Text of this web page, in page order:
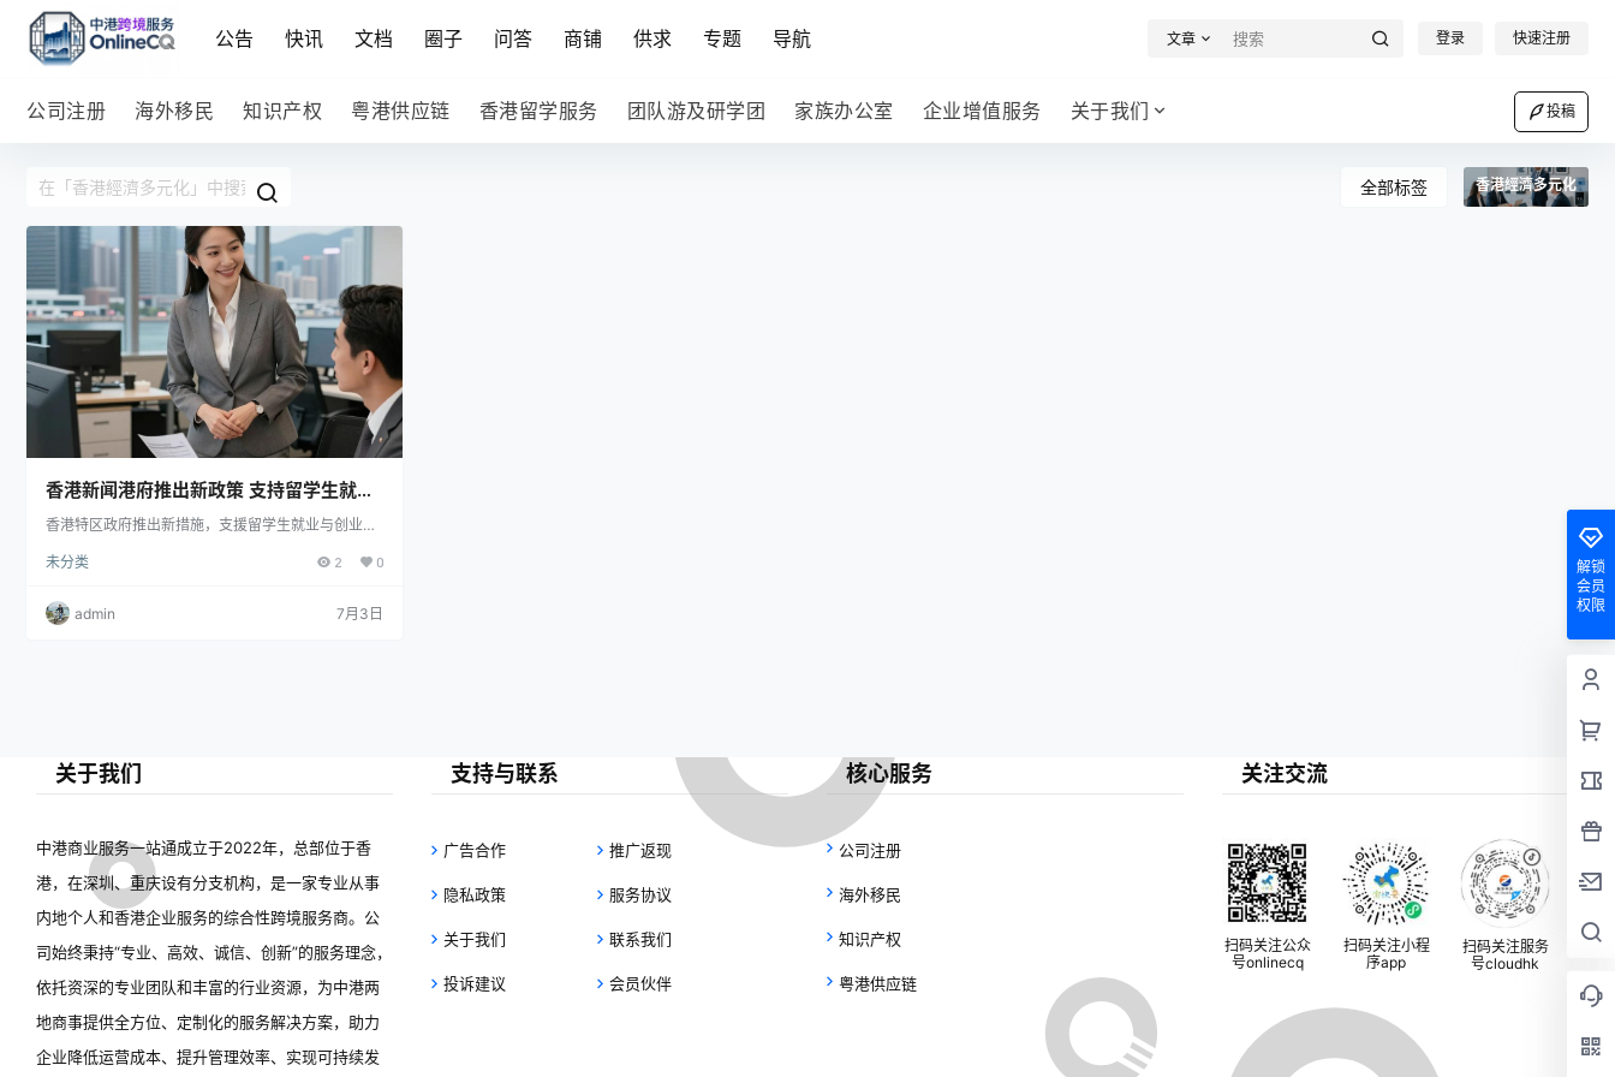
公告 快讯 文档 圈子 问答 商铺 供求 专题 导航 文章 登录 快速注册
公司注册 海外移民 知识产权 粤港供应链 香港留学服务 团队游及研学团 家族办公室 企业增值服务 关于我们 投稿
全部标签 香港經濟多元化
香港新闻港府推出新政策 支持留学生就业
与创业
香港特区政府推出新措施，支援留学生就业与创业，
台，以及提供创业资金与谘询。此举旨在吸引国际人
多元化。政策是“人才战略”的一部分，配合放宽入境
限制及优化配套服务，未来将持续提升学生就业竞争
未分类 2 0
admin 7月3日
解锁
会员
权限
关于我们
中港商业服务一站通成立于2022年，总部位于香
港，在深圳、重庆设有分支机构，是一家专业从事
内地个人和香港企业服务的综合性跨境服务商。公
司始终秉持“专业、高效、诚信、创新”的服务理念，
依托资深的专业团队和丰富的行业资源，为中港两
地商事提供全方位、定制化的服务解决方案，助力
企业降低运营成本、提升管理效率、实现可持续发
支持与联系
广告合作 推广返现
隐私政策 服务协议
关于我们 联系我们
投诉建议 会员伙伴
核心服务
公司注册
海外移民
知识产权
粤港供应链
关注交流
扫码关注公众
号onlinecq
扫码关注小程
序app
扫码关注服务
号cloudhk